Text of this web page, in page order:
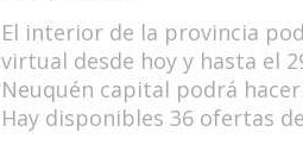
El interior de la provincia
virtual desde hoy y hasta el
Neuquén capital podrá
Hay disponibles 36 ofertas